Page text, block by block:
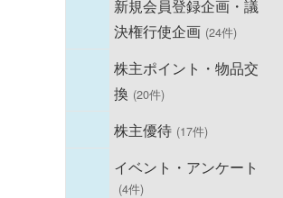
新規会員登録企画・議
決権行使企画 (24件)
株主ポイント・物品交
換 (20件)
株主優待 (17件)
イベント・アンケート
(4件)